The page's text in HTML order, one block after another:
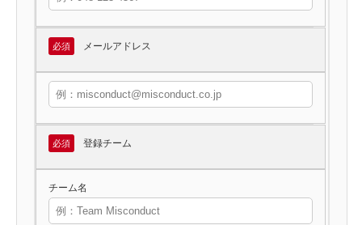
必須 メールアドレス
必須 登録チーム
チーム名